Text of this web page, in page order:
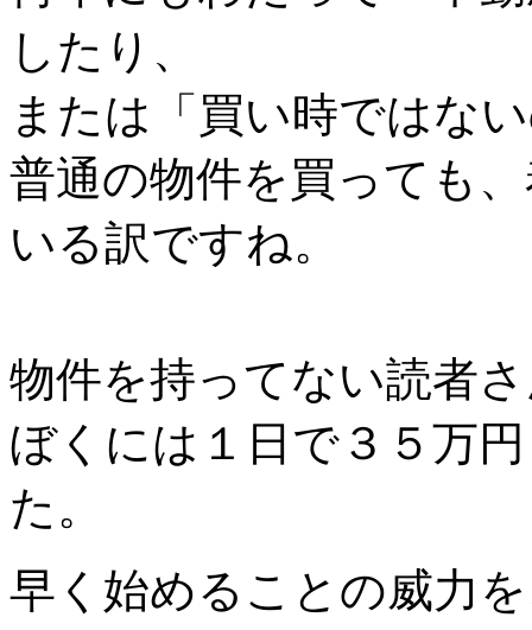
したり、
または「買い時ではな
普通の物件を買っても
いる訳ですね。
物件を持ってない読者
ぼくには１日で３５万
た。
早く始めることの威力